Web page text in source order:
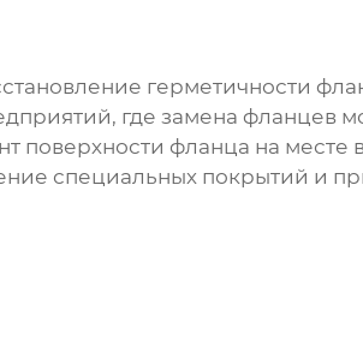
герметичности
где замена фланцев
поверхности фланца на месте
специальных покрытий и